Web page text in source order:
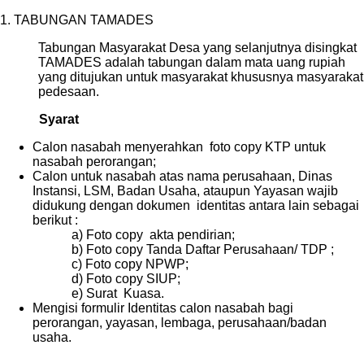
1. TABUNGAN TAMADES
Tabungan Masyarakat Desa yang selanjutnya disingkat
TAMADES adalah tabungan dalam mata uang rupiah
yang ditujukan untuk masyarakat khususnya masyarakat
pedesaan.
Syarat
Calon nasabah menyerahkan foto copy KTP untuk
nasabah perorangan;
Calon untuk nasabah atas nama perusahaan, Dinas
Instansi, LSM, Badan Usaha, ataupun Yayasan wajib
didukung dengan dokumen identitas antara lain sebagai
berikut :
a) Foto copy akta pendirian;
b) Foto copy Tanda Daftar Perusahaan/ TDP ;
c) Foto copy NPWP;
d) Foto copy SIUP;
e) Surat Kuasa.
Mengisi formulir Identitas calon nasabah bagi
perorangan, yayasan, lembaga, perusahaan/badan
usaha.